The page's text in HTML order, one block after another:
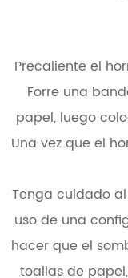
Precaliente el
Forre una
papel, luego
Una vez que el
Tenga cuidado
uso de una
hacer que el
toallas de